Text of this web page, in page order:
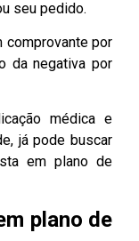
seu pedido.
comprovante por
da negativa por
médica e
já pode buscar
em plano de
plano de